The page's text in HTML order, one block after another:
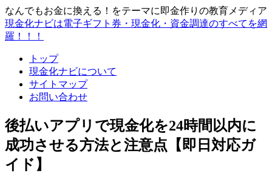
なんでもお金に換える！をテーマに即金作りの教育メディア
現金化ナビは電子ギフト券・現金化・資金調達のすべてを網
羅！！！
トップ
現金化ナビについて
サイトマップ
お問い合わせ
後払いアプリで現金化を24時間以内に
成功させる方法と注意点【即日対応ガ
イド】